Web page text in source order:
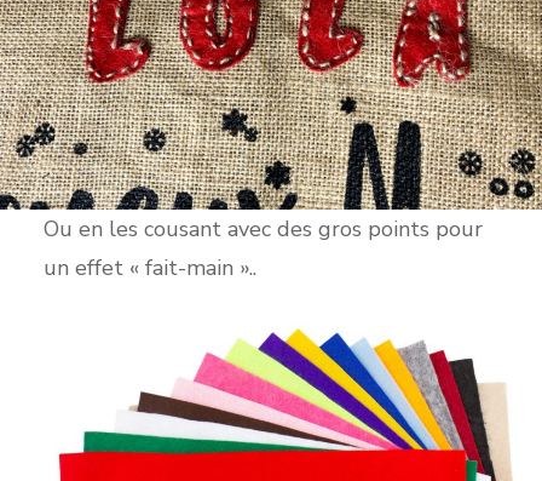
Ou en les cousant avec des gros points pour
un effet « fait-main »..